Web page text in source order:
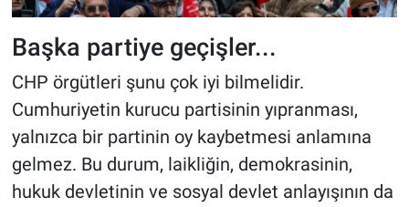
Başka partiye geçişler...
CHP örgütleri şunu çok iyi bilmelidir.
Cumhuriyetin kurucu partisinin yıpranması,
yalnızca bir partinin oy kaybetmesi anlamına
gelmez. Bu durum, laikliğin, demokrasinin,
hukuk devletinin ve sosyal devlet anlayışının da